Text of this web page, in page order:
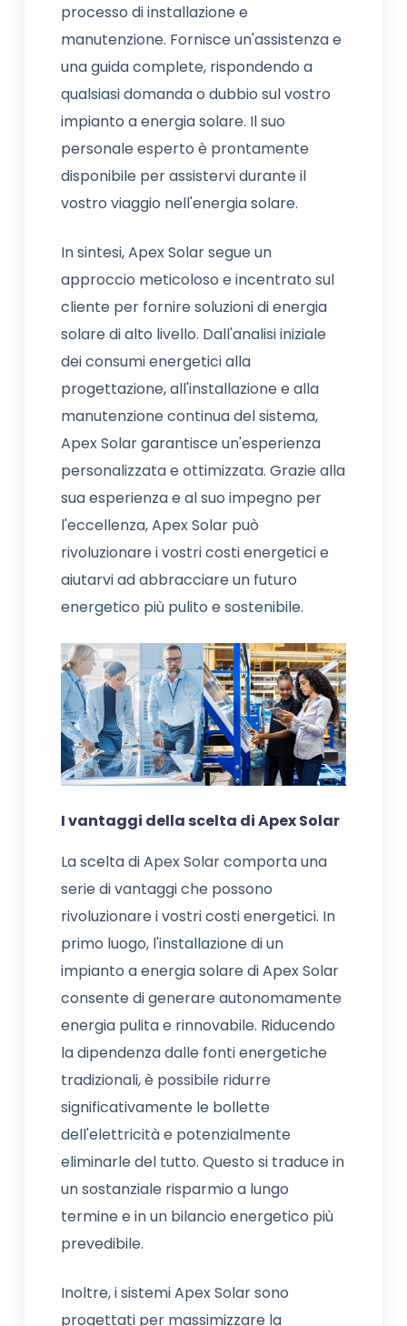
processo di installazione e
manutenzione. Fornisce un'assistenza e
una guida complete, rispondendo a
qualsiasi domanda o dubbio sul vostro
impianto a energia solare. Il suo
personale esperto è prontamente
disponibile per assistervi durante il
vostro viaggio nell'energia solare.
In sintesi, Apex Solar segue un
approccio meticoloso e incentrato sul
cliente per fornire soluzioni di energia
solare di alto livello. Dall'analisi iniziale
dei consumi energetici alla
progettazione, all'installazione e alla
manutenzione continua del sistema,
Apex Solar garantisce un'esperienza
personalizzata e ottimizzata. Grazie alla
sua esperienza e al suo impegno per
l'eccellenza, Apex Solar può
rivoluzionare i vostri costi energetici e
aiutarvi ad abbracciare un futuro
energetico più pulito e sostenibile.
I vantaggi della scelta di Apex Solar
La scelta di Apex Solar comporta una
serie di vantaggi che possono
rivoluzionare i vostri costi energetici. In
primo luogo, l'installazione di un
impianto a energia solare di Apex Solar
consente di generare autonomamente
energia pulita e rinnovabile. Riducendo
la dipendenza dalle fonti energetiche
tradizionali, è possibile ridurre
significativamente le bollette
dell'elettricità e potenzialmente
eliminarle del tutto. Questo si traduce in
un sostanziale risparmio a lungo
termine e in un bilancio energetico più
prevedibile.
Inoltre, i sistemi Apex Solar sono
progettati per massimizzare la